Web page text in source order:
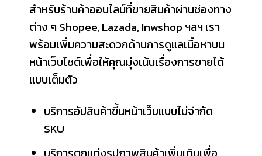
สำหรับร้านค้าออนไลน์ที่ขายสินค้าผ่านช่องทาง
ต่าง ๆ Shopee, Lazada, Inwshop ฯลฯ เรา
พร้อมเพิ่มความสะดวกด้านการดูแลเนื้อหาบน
หน้าเว็บไซต์เพื่อให้คุณมุ่งเน้นเรื่องการขายได้
แบบเต็มตัว
บริการอัปสินค้าขึ้นหน้าเว็บแบบไม่จำกัด
SKU